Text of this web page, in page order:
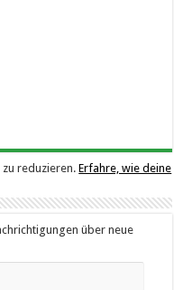
zu reduzieren.Erfahre, wie deine
über neue